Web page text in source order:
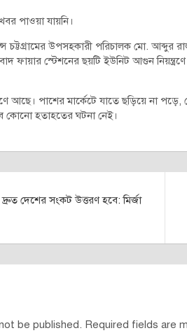
পাওয়া যায়নি।
চট্টগ্রামের উপসহকারী পরিচালক মো.
ফায়ার স্টেশনের ছয়টি ইউনিট আগুন
আছে। পাশের মার্কেটে যাতে ছড়িয়ে না
কোনো হতাহতের ঘটনা নেই।
দেশের সংকট উত্তরণ হবে: মির্জা
be published. Required fields are